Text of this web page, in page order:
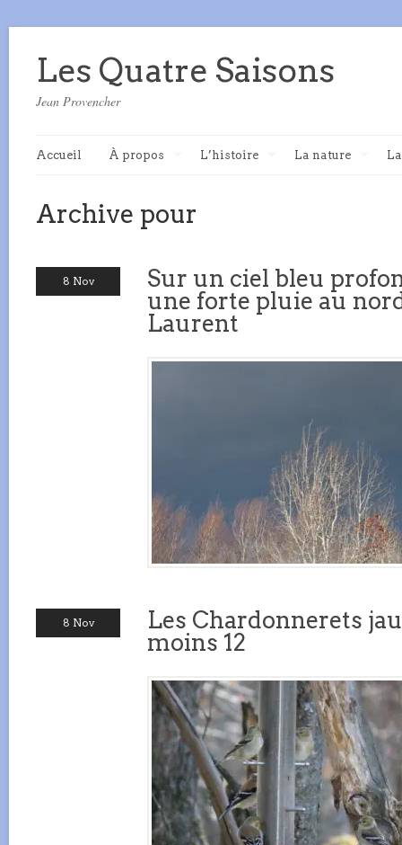
Les Quatre Saisons
Jean Provencher
Accueil À propos L’histoire La nature
Archive pour
8 Nov
Sur un ciel bleu
une forte pluie au
Laurent
8 Nov
Les Chardonnerets
moins 12